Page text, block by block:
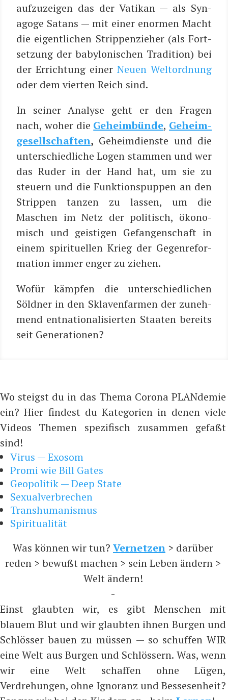
auf­zu­zei­gen das der Vati­kan — als Syn­
ago­ge Satans — mit einer enor­men Macht
die eigent­li­chen Strip­pen­zie­her (als Fort­
set­zung der baby­lo­ni­schen Tra­di­ti­on) bei
der Errich­tung einer Neu­en Welt­ord­nung
oder dem vier­ten Reich sind.
In sei­ner Ana­ly­se geht er den Fra­gen
nach, woher die Geheim­bün­de, Geheim­
ge­sell­schaf­ten, Geheim­diens­te und die
unter­schied­li­che Logen stam­men und wer
das Ruder in der Hand hat, um sie zu
steu­ern und die Funk­ti­ons­pup­pen an den
Strip­pen tan­zen zu las­sen, um die
Maschen im Netz der poli­tisch, öko­no­
misch und geis­ti­gen Gefan­gen­schaft in
einem spi­ri­tu­el­len Krieg der Gegen­re­for­
ma­ti­on immer enger zu ziehen.
Wofür kämp­fen die unter­schied­li­chen
Söld­ner in den Skla­ven­far­men der zuneh­
mend ent­na­tio­na­li­sier­ten Staa­ten bereits
seit Generationen?
Wo steigst du in das Thema Corona PLANdemie
ein? Hier findest du Kategorien in denen viele
Videos Themen spezifisch zusammen gefaßt
sind!
Virus — Exosom
Promi wie Bill Gates
Geopolitik — Deep State
Sexualverbrechen
Transhumanismus
Spiritualität
Was können wir tun? Vernetzen > darüber
reden > bewußt machen > sein Leben ändern >
Welt ändern!
-
Einst glaubten wir, es gibt Menschen mit
blauem Blut und wir glaubten ihnen Burgen und
Schlösser bauen zu müssen — so schuffen WIR
eine Welt aus Burgen und Schlössern. Was, wenn
wir eine Welt schaffen ohne Lügen,
Verdrehungen, ohne Ignoranz und Bessesenheit?